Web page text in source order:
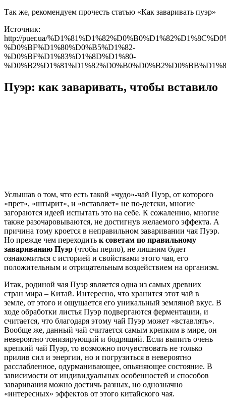
Так же, рекомендуем прочесть статью «Как заваривать пуэр»
Источник:
http://puer.ua/
%D0%BF%D1%80%D0%B5%D1%82-
%D0%BF%D1%83%D1%8D%D1%80-
Пуэр: как заваривать, чтобы вставило
Услышав о том, что есть такой «чудо»-чай Пуэр, от которого
«прет», «штырит», и «вставляет» не по-детски, многие
загораются идеей испытать это на себе. К сожалению, многие
также разочаровываются, не достигнув желаемого эффекта. А
причина тому кроется в неправильном заваривании чая Пуэр.
Но прежде чем переходить к советам по правильному
завариванию Пуэр (чтобы перло), не лишним будет
ознакомиться с историей и свойствами этого чая, его
положительным и отрицательным воздействием на организм.
Итак, родиной чая Пуэр является одна из самых древних
стран мира – Китай. Интересно, что хранится этот чай в
земле, от этого и ощущается его уникальный земляной вкус. В
ходе обработки листья Пуэр подвергаются ферментации, и
считается, что благодаря этому чай Пуэр может «вставлять».
Вообще же, данный чай считается самым крепким в мире, он
невероятно тонизирующий и бодрящий. Если выпить очень
крепкий чай Пуэр, то возможно почувствовать не только
прилив сил и энергии, но и погрузиться в невероятно
расслабленное, одурманивающее, опьяняющее состояние. В
зависимости от индивидуальных особенностей и способов
заваривания можно достичь разных, но однозначно
«интересных» эффектов от этого китайского чая.